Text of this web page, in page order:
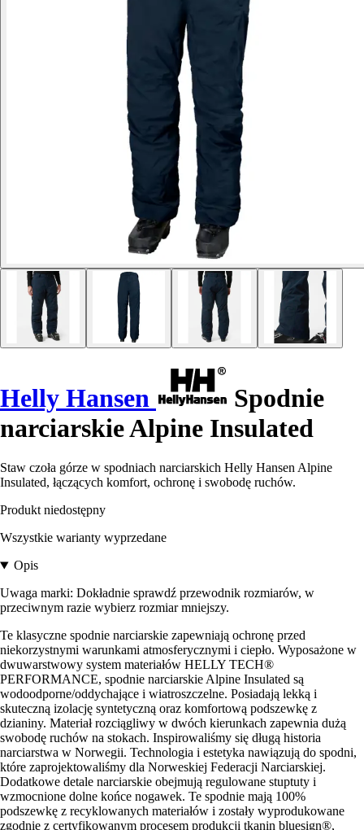
Helly Hansen
Spodnie
narciarskie Alpine Insulated
Staw czoła górze w spodniach narciarskich Helly Hansen Alpine
Insulated, łączących komfort, ochronę i swobodę ruchów.
Produkt niedostępny
Wszystkie warianty wyprzedane
Opis
Uwaga marki: Dokładnie sprawdź przewodnik rozmiarów, w
przeciwnym razie wybierz rozmiar mniejszy.
Te klasyczne spodnie narciarskie zapewniają ochronę przed
niekorzystnymi warunkami atmosferycznymi i ciepło. Wyposażone w
dwuwarstwowy system materiałów HELLY TECH®
PERFORMANCE, spodnie narciarskie Alpine Insulated są
wodoodporne/oddychające i wiatroszczelne. Posiadają lekką i
skuteczną izolację syntetyczną oraz komfortową podszewkę z
dzianiny. Materiał rozciągliwy w dwóch kierunkach zapewnia dużą
swobodę ruchów na stokach. Inspirowaliśmy się długą historia
narciarstwa w Norwegii. Technologia i estetyka nawiązują do spodni,
które zaprojektowaliśmy dla Norweskiej Federacji Narciarskiej.
Dodatkowe detale narciarskie obejmują regulowane stuptuty i
wzmocnione dolne końce nogawek. Te spodnie mają 100%
podszewkę z recyklowanych materiałów i zostały wyprodukowane
zgodnie z certyfikowanym procesem produkcji tkanin bluesign®,